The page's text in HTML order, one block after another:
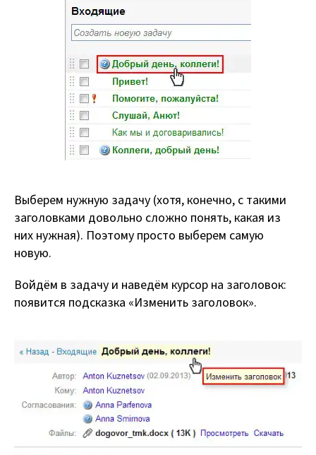
Выберем нужную задачу (хотя, конечно, с такими
заголовками довольно сложно понять, какая из
них нужная). Поэтому просто выберем самую
новую.
Войдём в задачу и наведём курсор на заголовок:
появится подсказка «Изменить заголовок».